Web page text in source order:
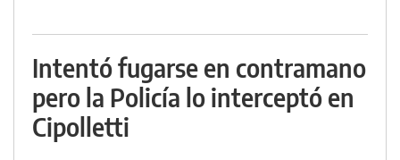
Intentó fugarse en contramano
pero la Policía lo interceptó en
Cipolletti